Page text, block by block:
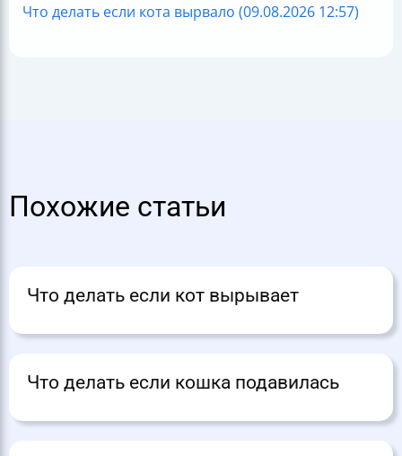
Что делать если кота вырвало (09.08.2026 12:57)
Похожие статьи
Что делать если кот вырывает
Что делать если кошка подавилась